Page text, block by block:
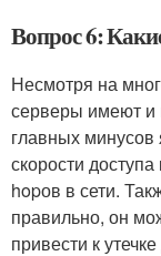
Вопрос 6:
Несмотря на
серверы имеют и
главных
скорости
hopов в сети.
правильно, он
привести к